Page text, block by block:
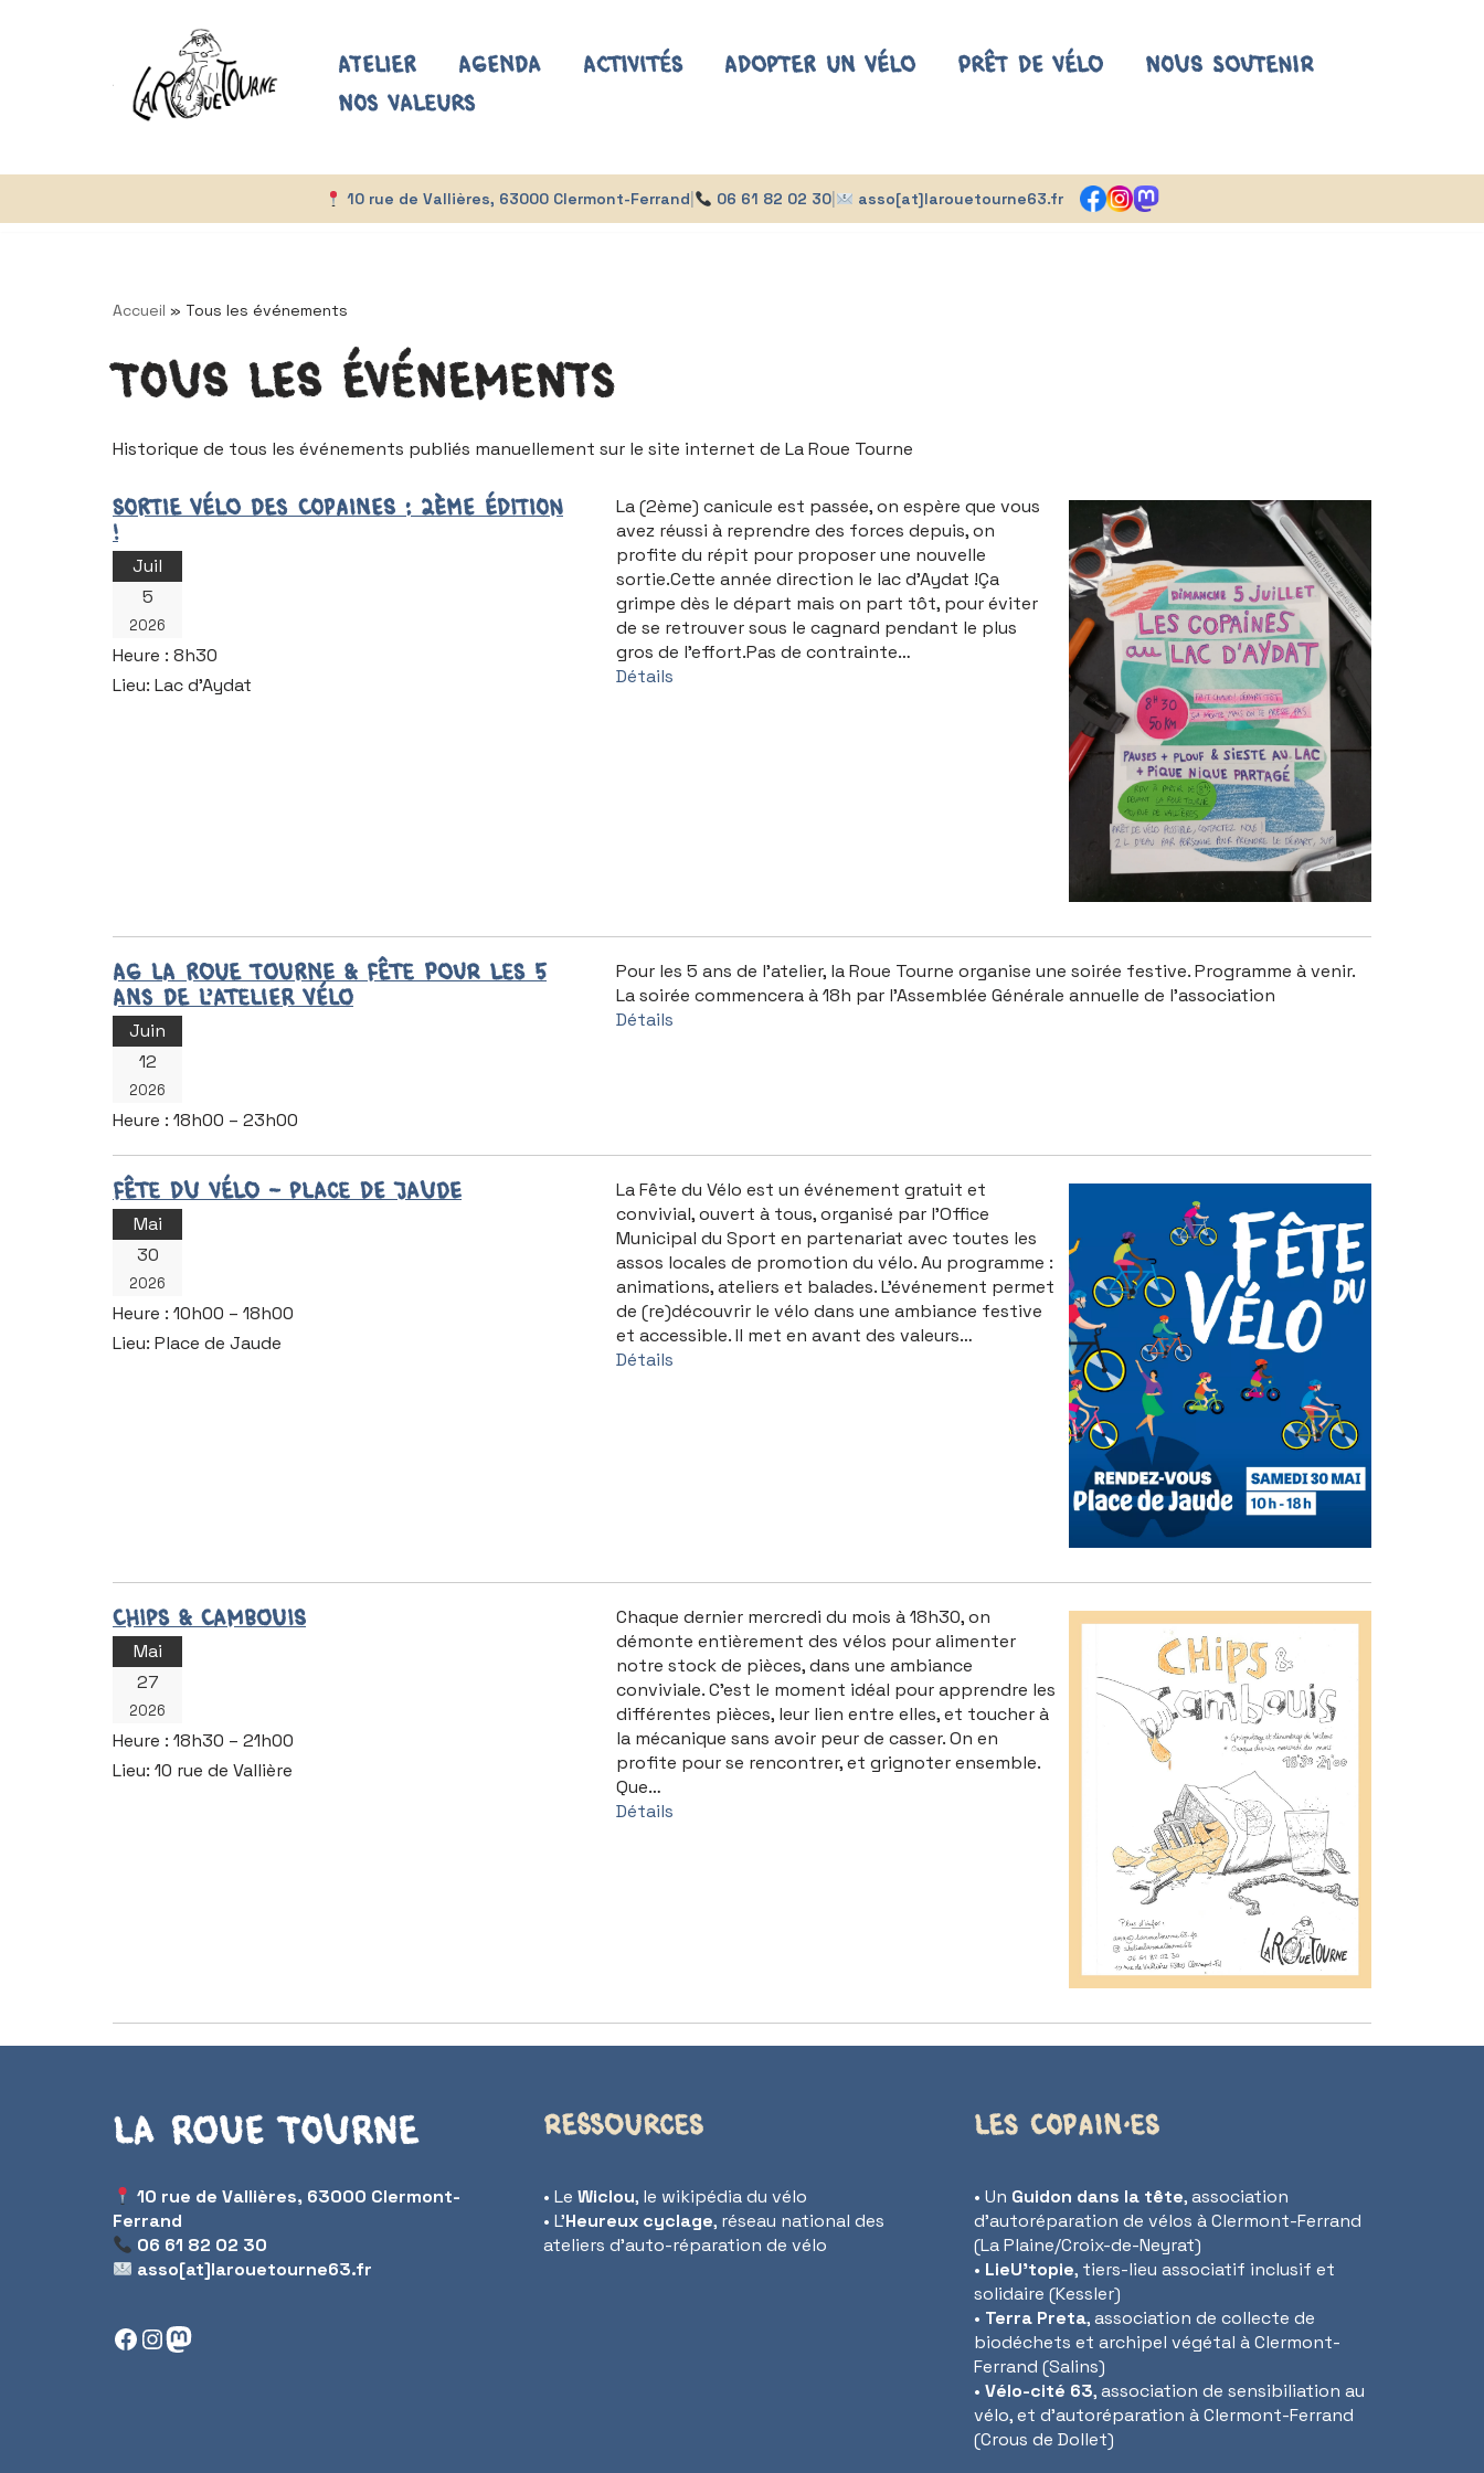
Atelier Agenda Activités Adopter un vélo Prêt de vélo
Nous soutenir
Nos valeurs
10 rue de Vallières, 63000 Clermont-Ferrand 06 61 82 02 30| asso[at]larouetourne63.fr
Accueil » Tous les événements
Tous les événements
Historique de tous les événements publiés manuellement sur le site internet de La Roue Tourne
@larouetourne63
Sortie vélo des copaines : 2ème édition
!
Juil
5
2026
Heure : 8h30
Lieu: Lac d’Aydat
La (2ème) canicule est passée, on espère que vous
avez réussi à reprendre des forces depuis, on
profite du répit pour proposer une nouvelle
sortie.Cette année direction le lac d’Aydat !Ça
grimpe dès le départ mais on part tôt, pour éviter
de se retrouver sous le cagnard pendant le plus
gros de l’effort.Pas de contrainte…
Détails
AG La Roue Tourne & Fête pour les 5
ans de l’atelier vélo
Juin
12
2026
Heure : 18h00 – 23h00
Pour les 5 ans de l’atelier, la Roue Tourne organise une soirée festive. Programme à venir.
La soirée commencera à 18h par l’Assemblée Générale annuelle de l’association
Détails
Fête du vélo – Place de Jaude
Mai
30
2026
Heure : 10h00 – 18h00
Lieu: Place de Jaude
La Fête du Vélo est un événement gratuit et
convivial, ouvert à tous, organisé par l’Office
Municipal du Sport en partenariat avec toutes les
assos locales de promotion du vélo. Au programme :
animations, ateliers et balades. L’événement permet
de (re)découvrir le vélo dans une ambiance festive
et accessible. Il met en avant des valeurs…
Détails
Chips & Cambouis
Mai
27
2026
Heure : 18h30 – 21h00
Lieu: 10 rue de Vallière
Chaque dernier mercredi du mois à 18h30, on
démonte entièrement des vélos pour alimenter
notre stock de pièces, dans une ambiance
conviviale. C’est le moment idéal pour apprendre les
différentes pièces, leur lien entre elles, et toucher à
la mécanique sans avoir peur de casser. On en
profite pour se rencontrer, et grignoter ensemble.
Que…
Détails
La Roue Tourne
10 rue de Vallières, 63000 Clermont-
Ferrand
06 61 82 02 30
asso[at]larouetourne63.fr
Ressources
• Le Wiclou, le wikipédia du vélo
• L’Heureux cyclage, réseau national des
ateliers d’auto-réparation de vélo
Les copain·es
• Un Guidon dans la tête, association
d’autoréparation de vélos à Clermont-Ferrand
(La Plaine/Croix-de-Neyrat)
• LieU'topie, tiers-lieu associatif inclusif et
solidaire (Kessler)
• Terra Preta, association de collecte de
biodéchets et archipel végétal à Clermont-
Ferrand (Salins)
• Vélo-cité 63, association de sensibiliation au
vélo, et d’autoréparation à Clermont-Ferrand
(Crous de Dollet)